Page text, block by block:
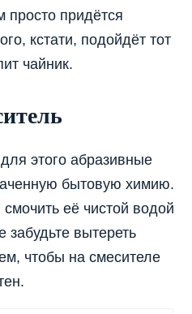
просто придётся
кстати, подойдёт тот
чайник.
этого абразивные
бытовую химию.
смочить её чистой водой
забудьте вытереть
чтобы на смесителе